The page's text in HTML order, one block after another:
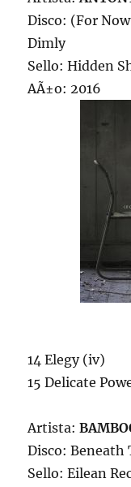
Disco: (For
Dimly
Sello: Hidden
AÃ±o: 2016
14 Elegy (iv)
15 Delicate
Artista:
Disco: Beneath
Sello: Eilean